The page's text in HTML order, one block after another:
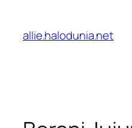
konten
allie.halodunia.net